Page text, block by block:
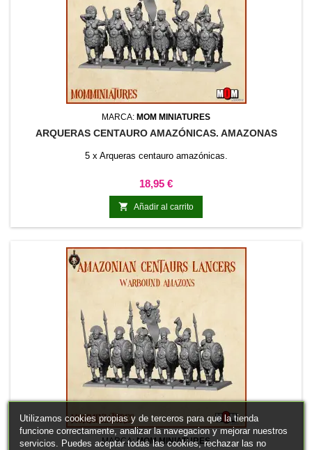
MARCA: MOM MINIATURES
ARQUERAS CENTAURO AMAZÓNICAS. AMAZONAS
5 x Arqueras centauro amazónicas.
Precio
18,95 €
 Añadir al carrito
MARCA:MOM MINIATURES
Utilizamos cookies propias y de terceros para que la tienda
funcione correctamente, analizar la navegacion y mejorar nuestros
servicios. Puedes aceptar todas las cookies, rechazar las no